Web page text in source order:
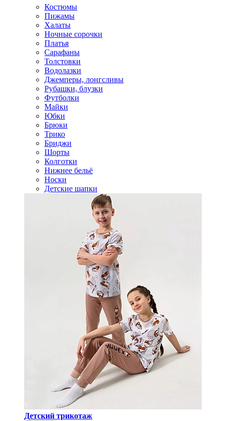
Костюмы
Пижамы
Халаты
Ночные сорочки
Платья
Сарафаны
Толстовки
Водолазки
Джемперы, лонгсливы
Рубашки, блузки
Футболки
Майки
Юбки
Брюки
Трико
Бриджи
Шорты
Колготки
Нижнее бельё
Носки
Детские шапки
Детский трикотаж